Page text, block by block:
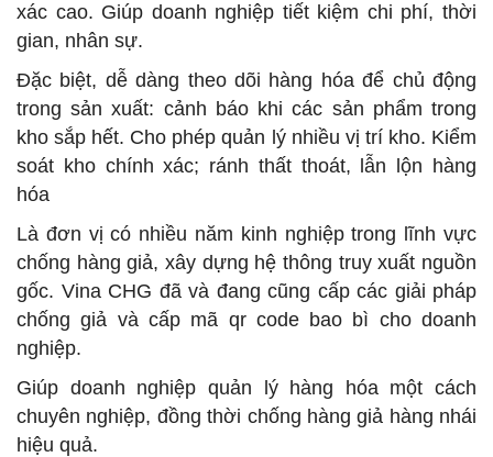
xác cao. Giúp doanh nghiệp tiết kiệm chi phí, thời
gian, nhân sự.
Đặc biệt, dễ dàng theo dõi hàng hóa để chủ động
trong sản xuất: cảnh báo khi các sản phẩm trong
kho sắp hết. Cho phép quản lý nhiều vị trí kho. Kiểm
soát kho chính xác; ránh thất thoát, lẫn lộn hàng
hóa
Là đơn vị có nhiều năm kinh nghiệp trong lĩnh vực
chống hàng giả, xây dựng hệ thông truy xuất nguồn
gốc. Vina CHG đã và đang cũng cấp các giải pháp
chống giả và cấp mã qr code bao bì cho doanh
nghiệp.
Giúp doanh nghiệp quản lý hàng hóa một cách
chuyên nghiệp, đồng thời chống hàng giả hàng nhái
hiệu quả.